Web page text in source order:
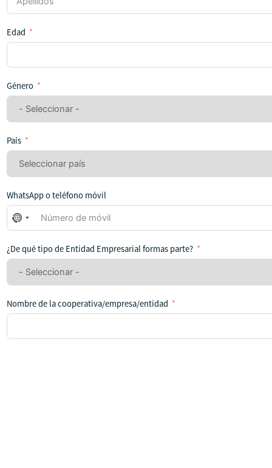
Edad
Género
País
WhatsApp o teléfono móvil
No
se
seleccionado
ningún
¿De qué tipo de Entidad Empresarial formas parte?
Nombre de la cooperativa/empresa/entidad